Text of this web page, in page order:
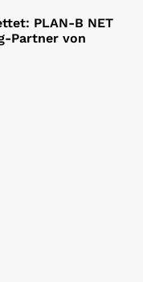
PLAN-B NET
Partner von